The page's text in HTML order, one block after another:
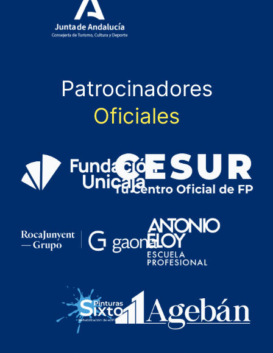
Patrocinadores
Oficiales